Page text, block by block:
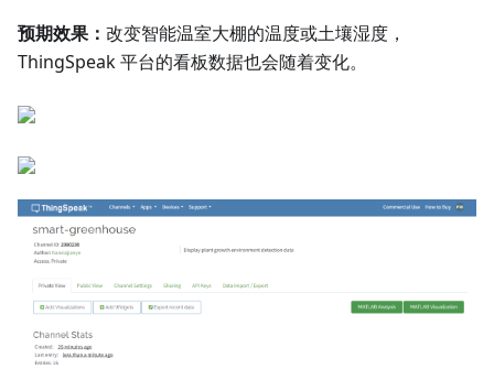
预期效果： 改变智能温室大棚的温度或土壤湿度，
ThingSpeak 平台的看板数据也会随着变化。